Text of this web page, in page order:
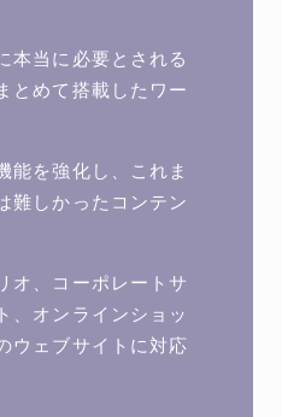
本当に必要とされる
とめて搭載したワー
能を強化し、これま
難しかったコンテン
オ、コーポレートサ
、オンラインショッ
ウェブサイトに対応